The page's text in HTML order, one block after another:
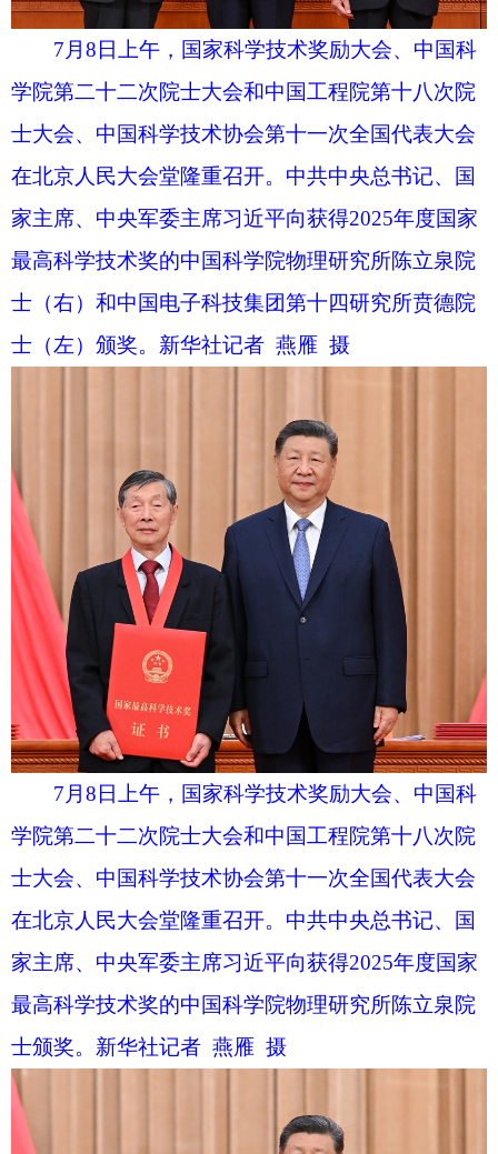
学院第二十二次院士大会和中国工程院第十八次院
在北京人民大会堂隆重召开。中共中央总书记、国
家主席、中央军委主席习近平向获得2025年度国家
最高科学技术奖的中国科学院物理研究所陈立泉院
士颁奖。新华社记者 燕雁 摄
7月8日上午，国家科学技术奖励大会、中国科
学院第二十二次院士大会和中国工程院第十八次院
士大会、中国科学技术协会第十一次全国代表大会
在北京人民大会堂隆重召开。中共中央总书记、国
家主席、中央军委主席习近平向获得2025年度国家
最高科学技术奖的中国电子科技集团第十四研究所
贲德院士颁奖。新华社记者 燕雁 摄
学院第二十二次院士大会和中国工程院第十八次院